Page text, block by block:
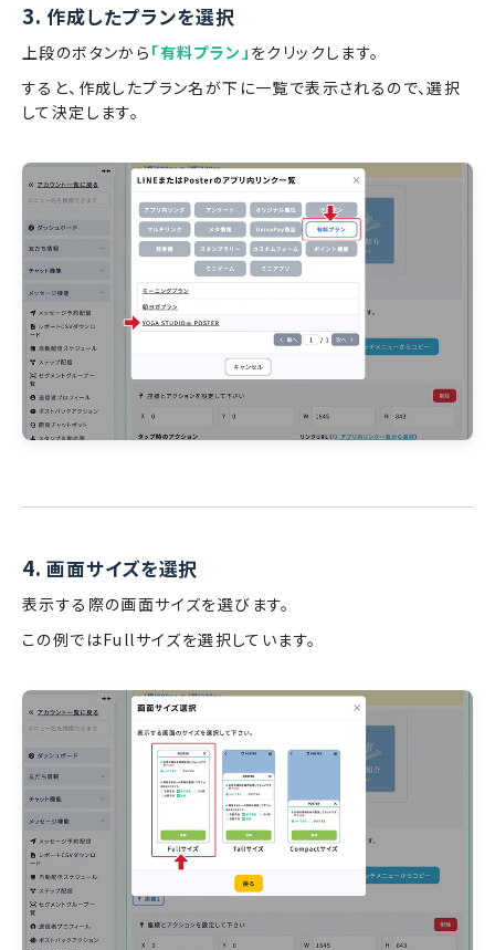
3. 作成したプランを選択
上段のボタンから 「有料プラン」 をクリックします。
すると、作成したプラン名が下に一覧で表示されるので、選択
して決定します。
4. 画面サイズを選択
表示する際の画面サイズを選びます。
この例ではFullサイズを選択しています。